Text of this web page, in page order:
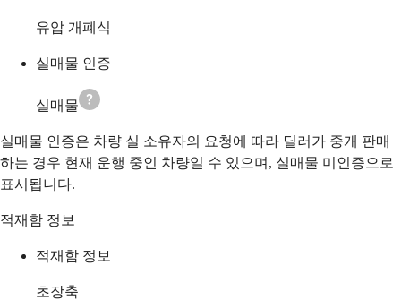
유압 개폐식
실매물 인증
실매물
실매물 인증은 차량 실 소유자의 요청에 따라 딜러가 중개 판매
하는 경우 현재 운행 중인 차량일 수 있으며, 실매물 미인증으로
표시됩니다.
적재함 정보
적재함 정보
초장축